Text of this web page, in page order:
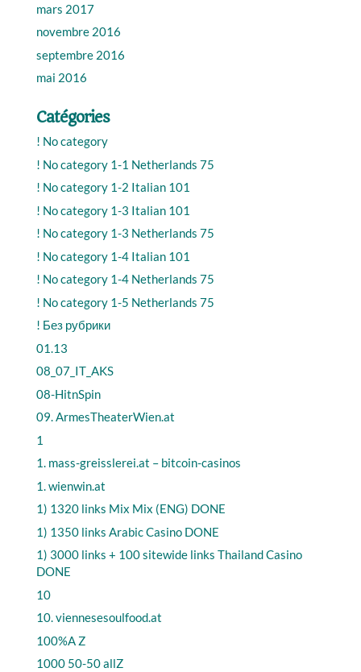
mars 2017
novembre 2016
septembre 2016
mai 2016
Catégories
! No category
! No category 1-1 Netherlands 75
! No category 1-2 Italian 101
! No category 1-3 Italian 101
! No category 1-3 Netherlands 75
! No category 1-4 Italian 101
! No category 1-4 Netherlands 75
! No category 1-5 Netherlands 75
! Без рубрики
01.13
08_07_IT_AKS
08-HitnSpin
09. ArmesTheaterWien.at
1
1. mass-greisslerei.at – bitcoin-casinos
1. wienwin.at
1) 1320 links Mix Mix (ENG) DONE
1) 1350 links Arabic Casino DONE
1) 3000 links + 100 sitewide links Thailand Casino
DONE
10
10. viennesesoulfood.at
100%A Z
1000 50-50 allZ